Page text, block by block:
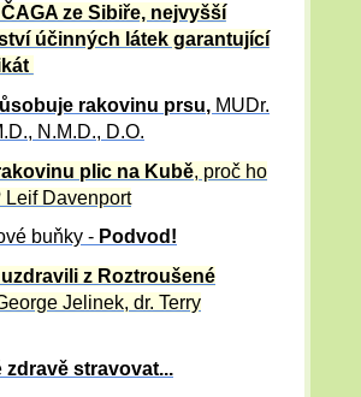
ČAGA ze Sibiře, nejvyšší
účinných látek garantující
rakovinu prsu, MUDr.
N.M.D., D.O.
plic na Kubě, proč ho
Leif Davenport
buňky - Podvod!
z Roztroušené
Jelinek, dr. Terry
zdravě stravovat...